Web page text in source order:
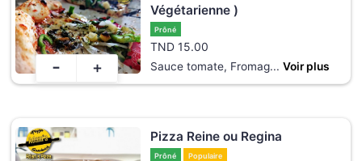
Végétarienne )
Prôné
TND 15.00
Sauce tomate, Fromag... Voir plus
- +
Pizza Reine ou Regina
Prôné Populaire